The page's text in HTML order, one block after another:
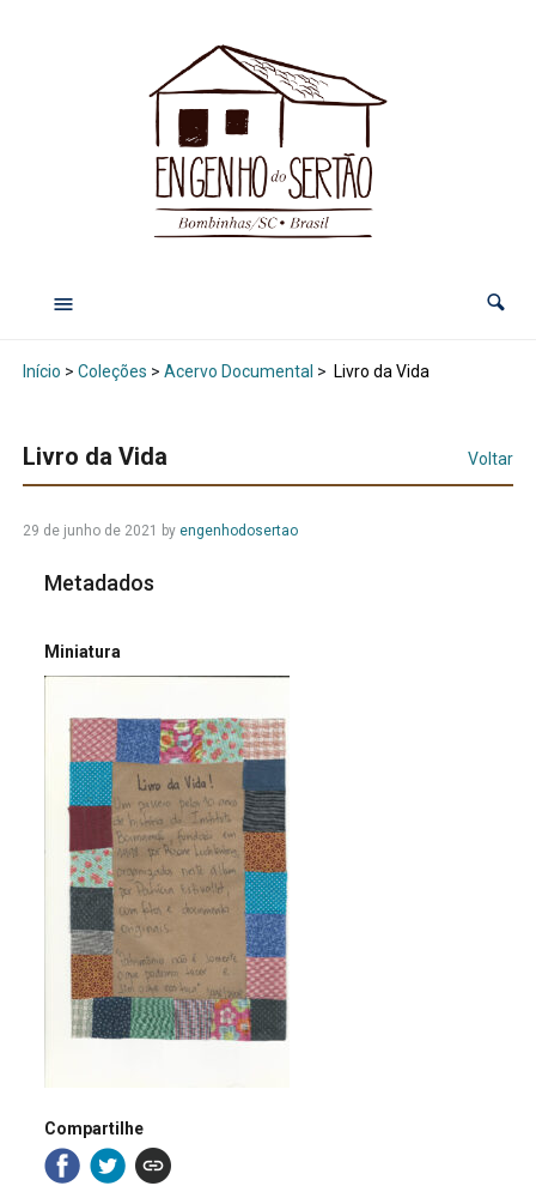
Início > Coleções > Acervo Documental > Livro da Vida
Livro da Vida Voltar
29 de junho de 2021 by engenhodosertao
Metadados
Miniatura
Compartilhe